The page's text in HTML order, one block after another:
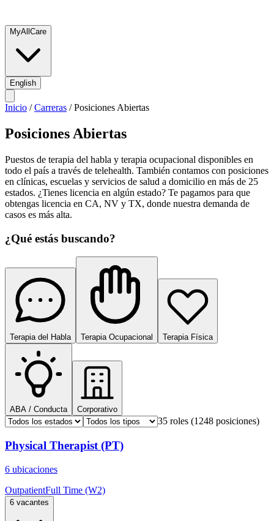
MyAllCare
English
Inicio /Carreras /Posiciones Abiertas
Posiciones Abiertas
Puestos de terapia del habla y terapia ocupacional disponibles en
todo el país a través de telehealth. También contamos con posiciones
en clínicas, escuelas y servicios de salud a domicilio en más de 25
estados. ¿Tienes licencia en algún estado? Te pagamos para que
obtengas licencia en CA, NV y TX, donde nuestra demanda de
casos es más alta.
¿Qué estás buscando?
Terapia del Habla Terapia Ocupacional Terapia Física
ABA / Conducta Corporativo
35 roles (1248 posiciones)
Physical Therapist (PT)
6 ubicaciones
OutpatientFull Time (W2)
6 vacantes